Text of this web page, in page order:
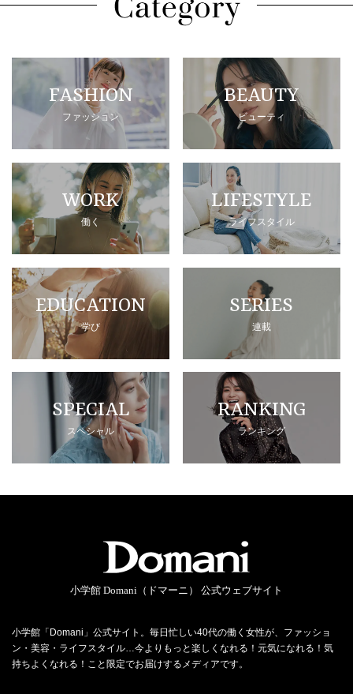
FASHION
ファッション
BEAUTY
ビューティ
WORK
働く
LIFESTYLE
ライフスタイル
EDUCATION
学び
SERIES
連載
SPECIAL
スペシャル
RANKING
ランキング
小学館 Domani（ドマーニ） 公式ウェブサイト
小学館「Domani」公式サイト。毎日忙しい40代の働く女性が、ファッショ
ン・美容・ライフスタイル…今よりもっと楽しくなれる！元気になれる！気
持ちよくなれる！こと限定でお届けするメディアです。